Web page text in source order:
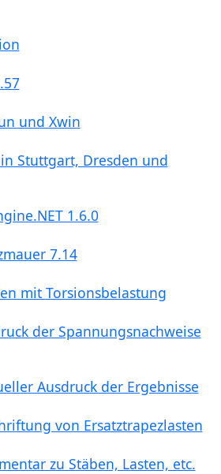
und Xwin
Stuttgart, Dresden und
1.6.0
7.14
mit Torsionsbelastung
der Spannungsnachweise
Ausdruck der Ergebnisse
von Ersatztrapezlasten
zu Stäben, Lasten, etc.